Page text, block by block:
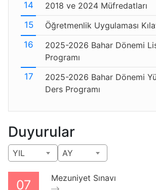
2018 ve 2024 Müfredatları
Öğretmenlik Uygulaması
2025-2026 Bahar Dönemi
Programı
2025-2026 Bahar Dönemi
Ders Programı
Duyurular
YIL AY
07 Mezuniyet Sınavı